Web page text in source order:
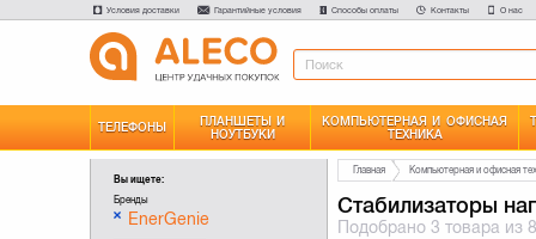
Условия доставки Гарантийные условия Способы оплаты Контакты О нас
ТЕЛЕФОНЫ
ПЛАНШЕТЫ И
НОУТБУКИ
КОМПЬЮТЕРНАЯ И ОФИСНАЯ
ТЕХНИКА
Вы ищете:
Бренды
EnerGenie
Главная Компьютерная и офисная
Стабилизаторы
Подобрано3 товара из